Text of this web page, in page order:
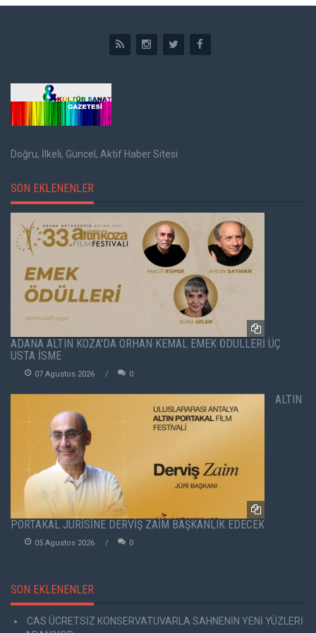
Doğru, İlkeli, Güncel, Aktif Haber Sitesi
SON EKLENENLER
ADANA ALTIN KOZA'DA ORHAN KEMAL EMEK ÖDÜLLERİ ÜÇ
USTA İSME
07 Agustos 2026 0
ALTIN
PORTAKAL JÜRİSİNE DERVİŞ ZAİM BAŞKANLIK EDECEK
05 Agustos 2026 0
SON EKLENENLER
CAS ÜCRETSİZ KONSERVATUVARLA SAHNENİN YENİ YÜZLERİ